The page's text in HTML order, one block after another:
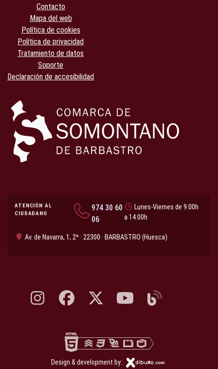
Contacto
Mapa del web
Política de cookies
Política de privacidad
Tratamiento de datos
Soporte
Declaración de accesibilidad
ATENCIÓN AL
CIUDADANO
974 30 60
06
Lunes-Viernes de 9:00h
a 14:00h
Av. de Navarra, 1, 2º · 22300 · BARBASTRO (Huesca)
Instagram, abre en nueva pestaña
Facebook, abre en nueva pestaña
X, antes Twitter, abre en nueva pestaña
YouTube, abre en nueva
Blog, abre en nueva
Design & development by: